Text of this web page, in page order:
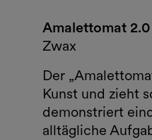
Amalettomat 2.0
Zwax
Der
Kunst und zieht
demonstriert
alltägliche